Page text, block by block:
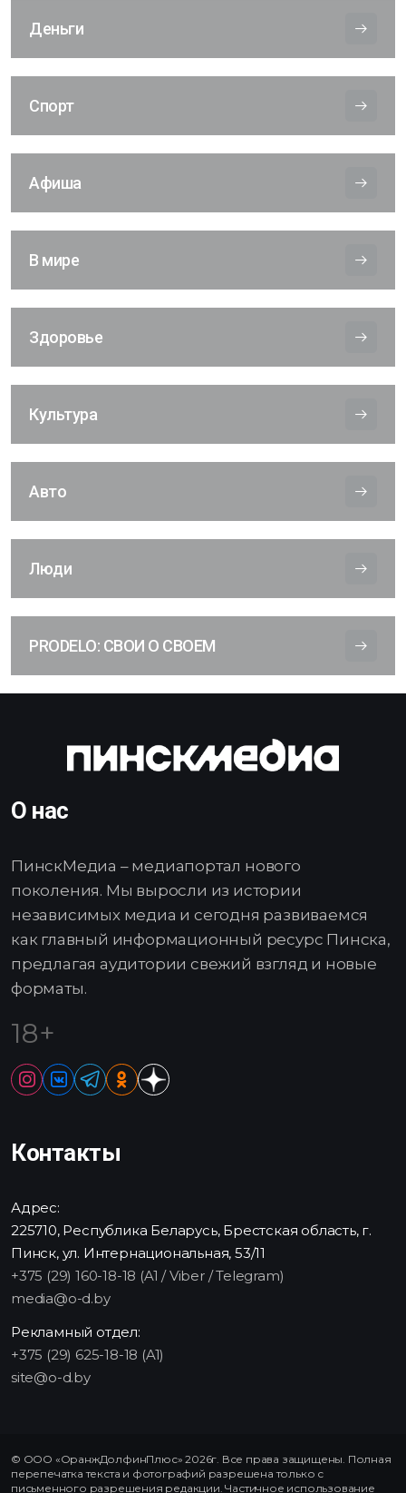
Деньги
Спорт
Афиша
В мире
Здоровье
Культура
Авто
Люди
PRODELO: СВОИ О СВОЕМ
О нас
ПинскМедиа – медиапортал нового
поколения. Мы выросли из истории
независимых медиа и сегодня развиваемся
как главный информационный ресурс Пинска,
предлагая аудитории свежий взгляд и новые
форматы.
18+
Контакты
Адрес:
225710, Республика Беларусь, Брестская область, г.
Пинск, ул. Интернациональная, 53/11
+375 (29) 160-18-18 (A1 / Viber / Telegram)
media@o-d.by
Рекламный отдел:
+375 (29) 625-18-18 (A1)
site@o-d.by
© ООО «ОранжДолфинПлюс» 2026г. Все права защищены. Полная
перепечатка текста и фотографий разрешена только с
письменного разрешения редакции. Частичное использование